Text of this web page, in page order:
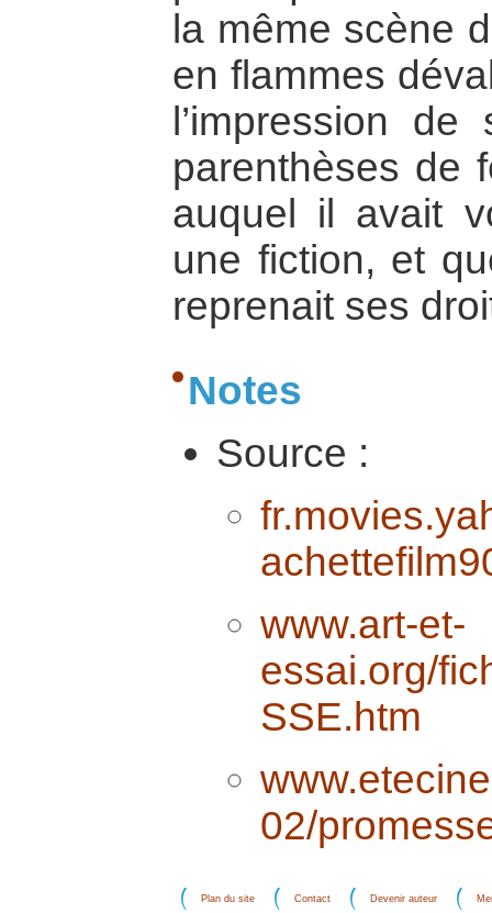
la même scène
en flammes
l’impression de
parenthèses de
auquel il avait
une fiction, et
reprenait ses
Notes
Source :
www.art-et-
essai.org/
SSE.htm
02/
Plan du site Contact Devenir auteur